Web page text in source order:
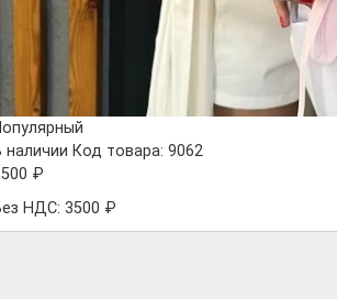
наличии Код товара: 9062
₽
НДС: 3500 ₽